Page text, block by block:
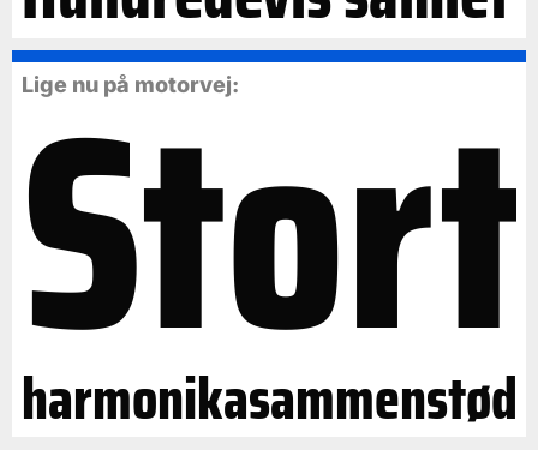
Lige nu på motorvej:
Stort
harmonikasammenstød